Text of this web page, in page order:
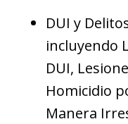
DUI y
incluyendo
DUI,
Homicidio
Manera